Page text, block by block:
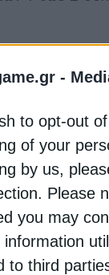
-
to opt-out
of your
by us,
Please
you may
information
to third
και ως
τύπου
ανά
σύμφωνα με
και αν η
τα οποία